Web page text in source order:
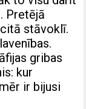
Pretējā
stāvoklī.
gribas
kur
ir bijusi